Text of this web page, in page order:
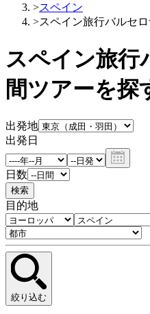
>スペイン
>スペイン旅行バルセ
スペイン旅行
間ツアーを探
出発地
出発日
日数
検索
目的地
絞り込む